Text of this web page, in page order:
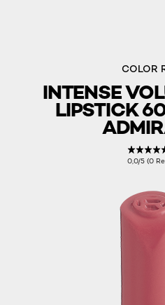
COLOR
INTENSE
LIPSTICK
0,0/5 (0